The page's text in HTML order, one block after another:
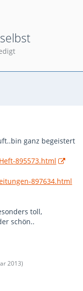
ganz begeistert
895573.html
897634.html
toll,
schön..
2013)